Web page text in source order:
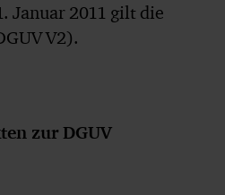
Januar 2011 gilt die
V2).
zur DGUV